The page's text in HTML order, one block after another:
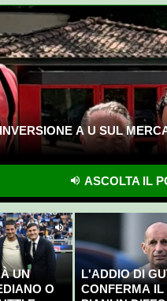
A U SUL
ASCOLTA IL
UN
O
L'ADDIO DI
CONFERMA